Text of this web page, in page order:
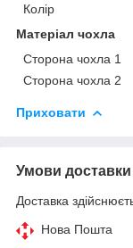
Колір
Матеріал чохла
Сторона чохла 1
Сторона чохла 2
Приховати
Умови доставки
Доставка
Нова Пошта